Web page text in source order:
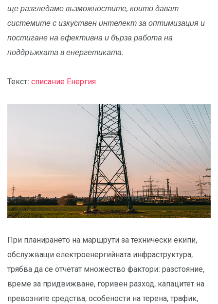
ще разгледаме възможностите, които дават
системите с изкуствен интелект за оптимизация и
постигане на ефективна и бърза работа на
поддръжката в енергетиката.
Текст: списание Енергия
При планирането на маршрути за технически екипи,
обслужващи електроенергийната инфраструктура,
трябва да се отчетат множество фактори: разстояние,
време за придвижване, горивен разход, капацитет на
превозните средства, особености на терена, трафик,